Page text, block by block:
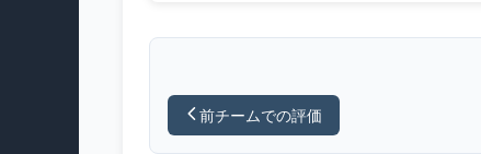
前チームでの評価